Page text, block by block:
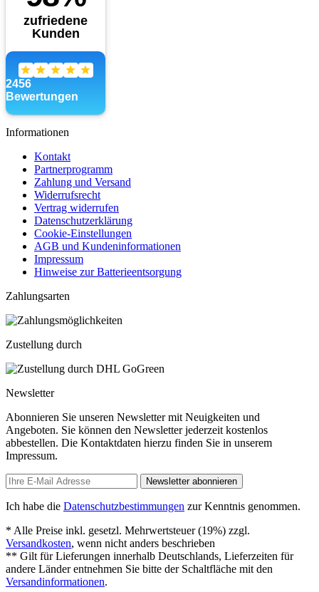
Informationen
Kontakt
Partnerprogramm
Zahlung und Versand
Widerrufsrecht
Vertrag widerrufen
Datenschutzerklärung
Cookie-Einstellungen
AGB und Kundeninformationen
Impressum
Hinweise zur Batterieentsorgung
Zahlungsarten
Zustellung durch
Newsletter
Abonnieren Sie unseren Newsletter mit Neuigkeiten und
Angeboten. Sie können den Newsletter jederzeit kostenlos
abbestellen. Die Kontaktdaten hierzu finden Sie in unserem
Impressum.
Newsletter abonnieren
Ich habe die Datenschutzbestimmungen zur Kenntnis genommen.
* Alle Preise inkl. gesetzl. Mehrwertsteuer (19%) zzgl.
Versandkosten, wenn nicht anders beschrieben
** Gilt für Lieferungen innerhalb Deutschlands, Lieferzeiten für
andere Länder entnehmen Sie bitte der Schaltfläche mit den
Versandinformationen.